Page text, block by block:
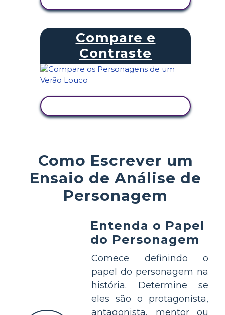
Compare e
Contraste
Como Escrever um
Ensaio de Análise de
Personagem
Entenda o Papel
do Personagem
Comece definindo o
papel do personagem na
história. Determine se
eles são o protagonista,
antagonista, mentor ou